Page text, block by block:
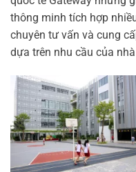
thông minh tích hợp
chuyên tư vấn và cung
dựa trên nhu cầu của